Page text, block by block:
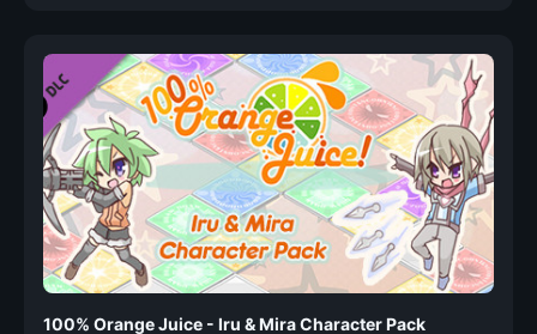
100% Orange Juice - Iru & Mira Character Pack